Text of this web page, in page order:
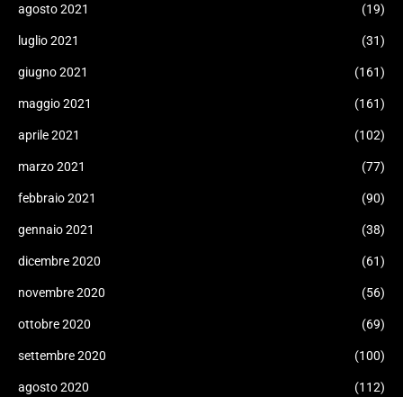
agosto 2021 (19)
luglio 2021 (31)
giugno 2021 (161)
maggio 2021 (161)
aprile 2021 (102)
marzo 2021 (77)
febbraio 2021 (90)
gennaio 2021 (38)
dicembre 2020 (61)
novembre 2020 (56)
ottobre 2020 (69)
settembre 2020 (100)
agosto 2020 (112)